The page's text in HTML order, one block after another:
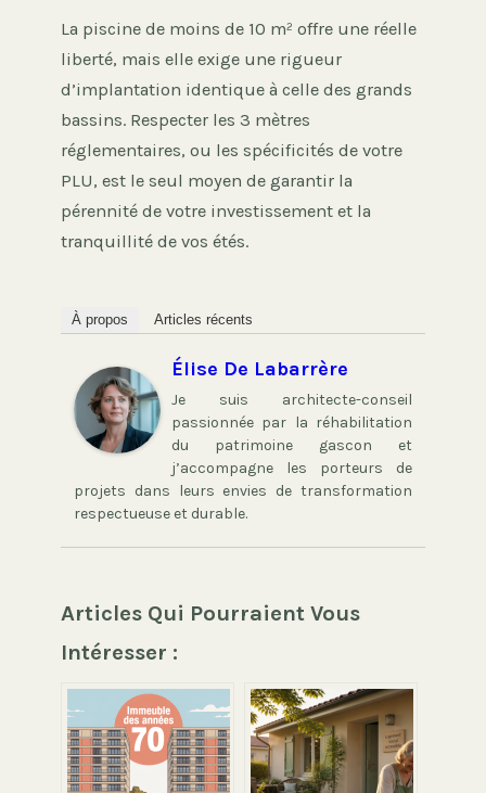
La piscine de moins de 10 m² offre une réelle
liberté, mais elle exige une rigueur
d’implantation identique à celle des grands
bassins. Respecter les 3 mètres
réglementaires, ou les spécificités de votre
PLU, est le seul moyen de garantir la
pérennité de votre investissement et la
tranquillité de vos étés.
À propos Articles récents
Élise De Labarrère
Je suis architecte-conseil
passionnée par la réhabilitation
du patrimoine gascon et
j’accompagne les porteurs de
projets dans leurs envies de transformation
respectueuse et durable.
Articles Qui Pourraient Vous
Intéresser :